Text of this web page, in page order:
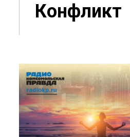
Конфликт
страниц